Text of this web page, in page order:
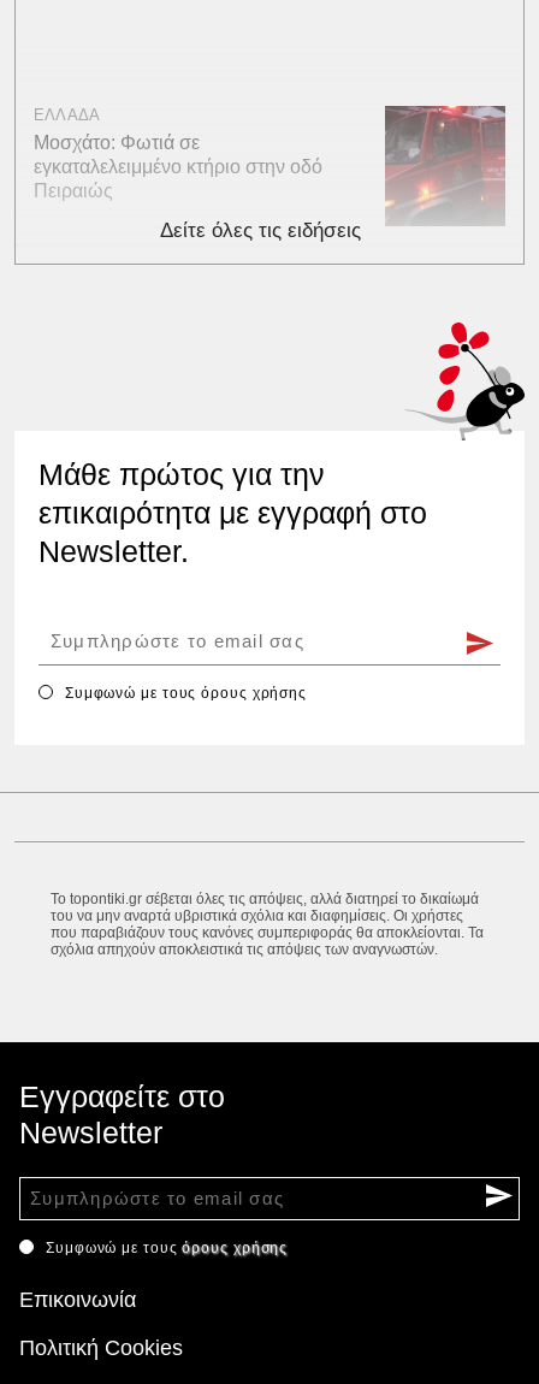
ΕΛΛΑΔΑ
Μοσχάτο: Φωτιά σε
εγκαταλελειμμένο κτήριο στην οδό
Πειραιώς
Δείτε όλες τις ειδήσεις
Μάθε πρώτος για την
επικαιρότητα με εγγραφή στο
Newsletter.
Συμφωνώ με τουςόρους χρήσης
Το topontiki.gr σέβεται όλες τις απόψεις, αλλά διατηρεί το δικαίωμά
του να μην αναρτά υβριστικά σχόλια και διαφημίσεις. Οι χρήστες
που παραβιάζουν τους κανόνες συμπεριφοράς θα αποκλείονται. Τα
σχόλια απηχούν αποκλειστικά τις απόψεις των αναγνωστών.
Εγγραφείτε στο
Newsletter
Συμφωνώ με τουςόρους χρήσης
Επικοινωνία
Πολιτική Cookies